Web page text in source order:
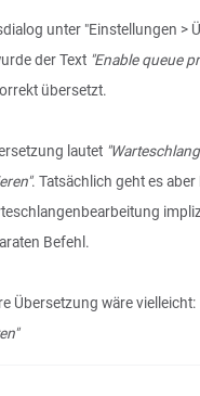
unter "Einstellungen >
der Text "Enable queue
übersetzt.
lautet
. Tatsächlich geht es
Befehl.
Übersetzung wäre vielleicht: